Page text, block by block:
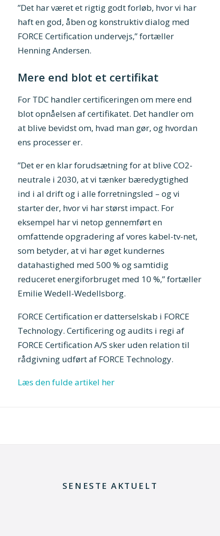
”Det har været et rigtig godt forløb, hvor vi har
haft en god, åben og konstruktiv dialog med
FORCE Certification undervejs,” fortæller
Henning Andersen.
Mere end blot et certifikat
For TDC handler certificeringen om mere end
blot opnåelsen af certifikatet. Det handler om
at blive bevidst om, hvad man gør, og hvordan
ens processer er.
”Det er en klar forudsætning for at blive CO2-
neutrale i 2030, at vi tænker bæredygtighed
ind i al drift og i alle forretningsled – og vi
starter der, hvor vi har størst impact. For
eksempel har vi netop gennemført en
omfattende opgradering af vores kabel-tv-net,
som betyder, at vi har øget kundernes
datahastighed med 500 % og samtidig
reduceret energiforbruget med 10 %,” fortæller
Emilie Wedell-Wedellsborg.
FORCE Certification er datterselskab i FORCE
Technology. Certificering og audits i regi af
FORCE Certification A/S sker uden relation til
rådgivning udført af FORCE Technology.
Læs den fulde artikel her
SENESTE AKTUELT